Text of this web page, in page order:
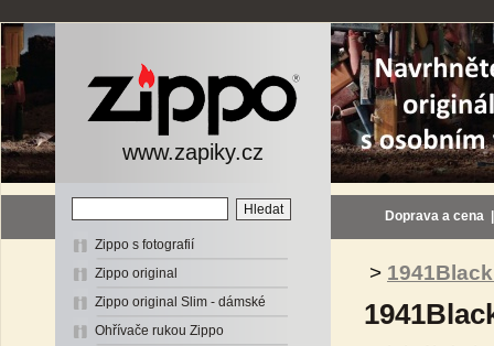
www.zapiky.cz
Zippo s fotografií
Zippo original
Zippo original Slim - dámské
Ohřívače rukou Zippo
Doprava a cena
>